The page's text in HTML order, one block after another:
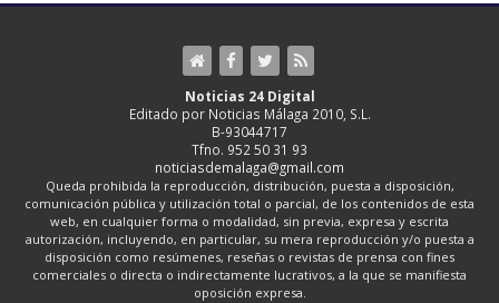
Noticias 24 Digital
Editado por Noticias Málaga 2010, S.L.
B-93044717
Tfno. 952 50 31 93
noticiasdemalaga@gmail.com
Queda prohibida la reproducción, distribución, puesta a disposición,
comunicación pública y utilización total o parcial, de los contenidos de esta
web, en cualquier forma o modalidad, sin previa, expresa y escrita
autorización, incluyendo, en particular, su mera reproducción y/o puesta a
disposición como resúmenes, reseñas o revistas de prensa con fines
comerciales o directa o indirectamente lucrativos, a la que se manifiesta
oposición expresa.